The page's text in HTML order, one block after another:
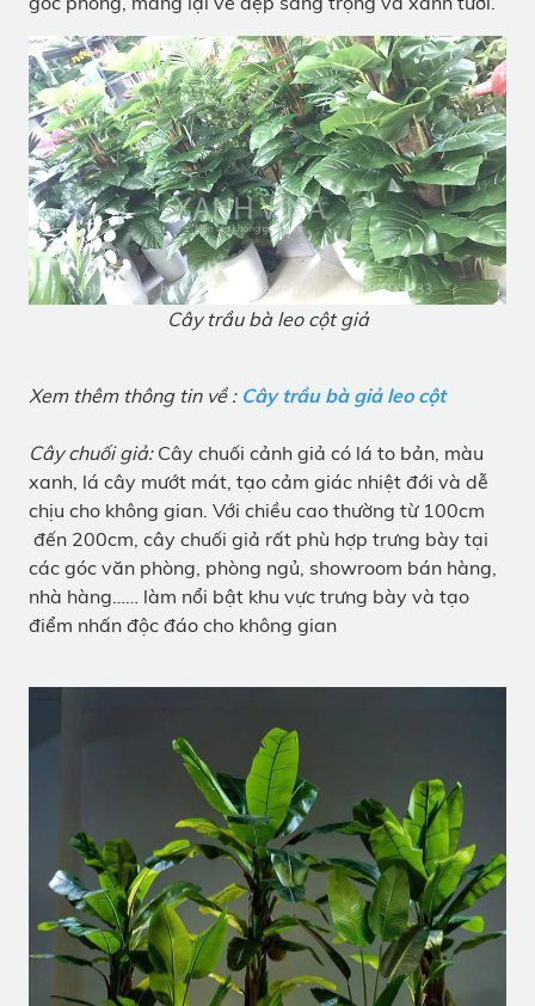
Cây trầu bà leo cột giả
Xem thêm thông tin về : Cây trầu bà giả leo cột
Cây chuối giả:Cây chuối cảnh giả có lá to bản, màu
xanh, lá cây mướt mát, tạo cảm giác nhiệt đới và dễ
chịu cho không gian. Với chiều cao thường từ 100cm
đến 200cm, cây chuối giả rất phù hợp trưng bày tại
các góc văn phòng, phòng ngủ, showroom bán hàng,
nhà hàng…… làm nổi bật khu vực trưng bày và tạo
điểm nhấn độc đáo cho không gian